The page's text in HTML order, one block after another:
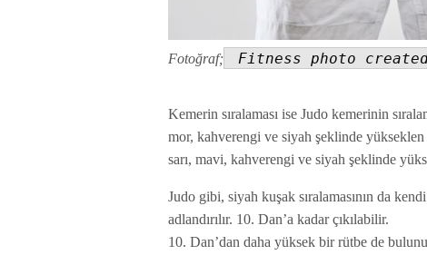
Fotoğraf; Fitness photo
Kemerin sıralaması ise Judo kemerinin
mor, kahverengi ve siyah şeklinde
sarı, mavi, kahverengi ve siyah şeklinde
Judo gibi, siyah kuşak sıralamasının da
adlandırılır. 10. Dan’a kadar çıkılabilir.
10. Dan’dan daha yüksek bir rütbe de